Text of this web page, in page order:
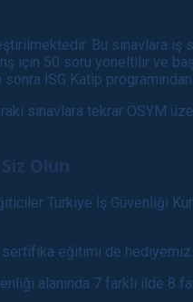
Bu sınavlara
için 50 soru yöneltilir ve
sonra İSG Katip
sınavlara tekrar ÖSYM
Olun
Türkiye İş Güvenliği
sertifika eğitimi de hediyemiz.
alanında 7 farklı ilde